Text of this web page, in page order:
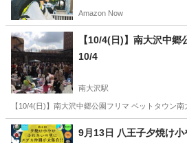
Amazon Now
【10/4(日)】南大沢中郷
10/4
南大沢駅
【10/4(日)】南大沢中郷公園フリマ ベットタウン
東京 八王子市 南大沢駅 フリーマー
9月13日 八王子夕焼け